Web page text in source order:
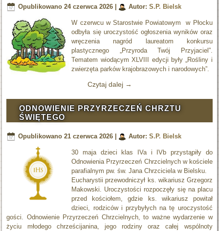
Opublikowano 24 czerwca 2026 Autor: S.P. Bielsk
W czerwcu w Starostwie Powiatowym w Płocku
odbyła się uroczystość ogłoszenia wyników oraz
wręczenia nagród laureatom konkursu
plastycznego „Przyroda Twój Przyjaciel”.
Tematem wiodącym XLVIII edycji były „Rośliny i
zwierzęta parków krajobrazowych i narodowych”.
Czytaj dalej →
ODNOWIENIE PRZYRZECZEŃ CHRZTU
ŚWIĘTEGO
Opublikowano 21 czerwca 2026 Autor: S.P. Bielsk
30 maja dzieci klas IVa i IVb przystąpiły do
Odnowienia Przyrzeczeń Chrzcielnych w kościele
parafialnym pw. św. Jana Chrzciciela w Bielsku.
Eucharystii przewodniczył ks. wikariusz Grzegorz
Makowski. Uroczystości rozpoczęły się na placu
przed kościołem, gdzie ks. wikariusz powitał
dzieci, rodziców i przybyłych na tę uroczystość
gości. Odnowienie Przyrzeczeń Chrzcielnych, to ważne wydarzenie w
życiu młodego chrześcijanina, jego rodziny oraz całej wspólnoty